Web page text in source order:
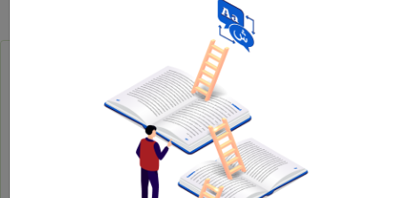
تربيت بدنی و علوم ورزشی
abdominal muscle